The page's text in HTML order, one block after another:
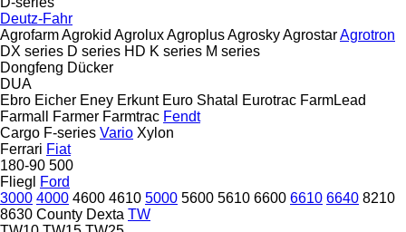
Deutz-Fahr
AgrofarmAgrokid AgroluxAgroplusAgroskyAgrostarAgrotron
DX series D series HD K series M series
Dongfeng Dücker
DUA
Ebro Eicher Eney Erkunt Euro Shatal Eurotrac FarmLead
Farmall
Farmer Farmtrac Fendt
Cargo F-series Vario Xylon
Ferrari Fiat
180-90 500
Fliegl
Ford
3000 4000 4600 4610 5000 5600 5610 6600 6610 6640 8210
8630 County Dexta TW